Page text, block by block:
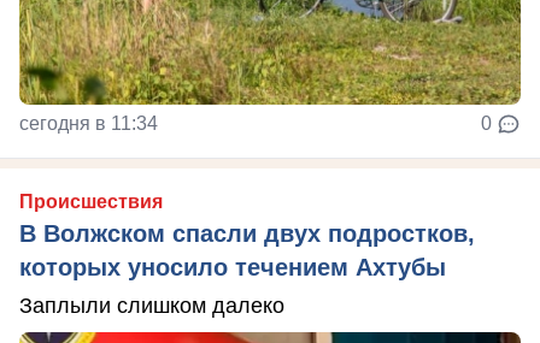
сегодня в 11:34 0
Происшествия
В Волжском спасли двух подростков,
которых уносило течением Ахтубы
Заплыли слишком далеко